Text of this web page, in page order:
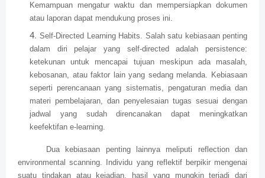
Kemampuan mengatur waktu dan mempersiapkan dokumen
atau laporan dapat mendukung proses ini.
Self-Directed Learning Habits. Salah satu kebiasaan penting
dalam diri pelajar yang self-directed adalah persistence:
ketekunan untuk mencapai tujuan meskipun ada masalah,
kebosanan, atau faktor lain yang sedang melanda. Kebiasaan
seperti perencanaan yang sistematis, pengaturan media dan
materi pembelajaran, dan penyelesaian tugas sesuai dengan
jadwal yang sudah direncanakan dapat meningkatkan
keefektifan e-learning.
Dua kebiasaan penting lainnya meliputi reflection dan
environmental scanning. Individu yang reflektif berpikir mengenai
suatu tindakan atau kejadian, hasil yang mungkin terjadi dari